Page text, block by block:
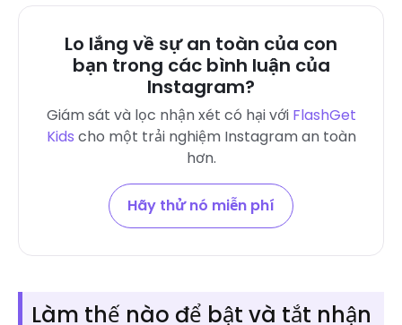
Lo lắng về sự an toàn của con
bạn trong các bình luận của
Instagram?
Giám sát và lọc nhận xét có hại với FlashGet
Kids cho một trải nghiệm Instagram an toàn
hơn.
Hãy thử nó miễn phí
Làm thế nào để bật và tắt nhận